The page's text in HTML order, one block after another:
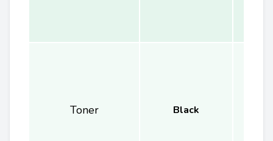
Toner Black